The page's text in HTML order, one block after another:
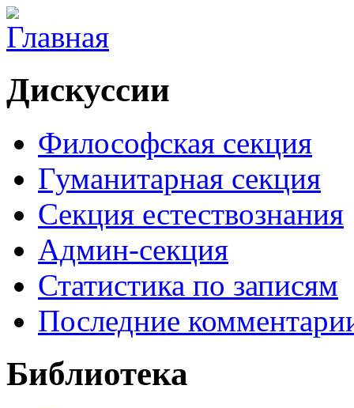
Дискуссии
Философская секция
Гуманитарная секция
Секция естествознания
Админ-секция
Статистика по записям
Последние
Библиотека